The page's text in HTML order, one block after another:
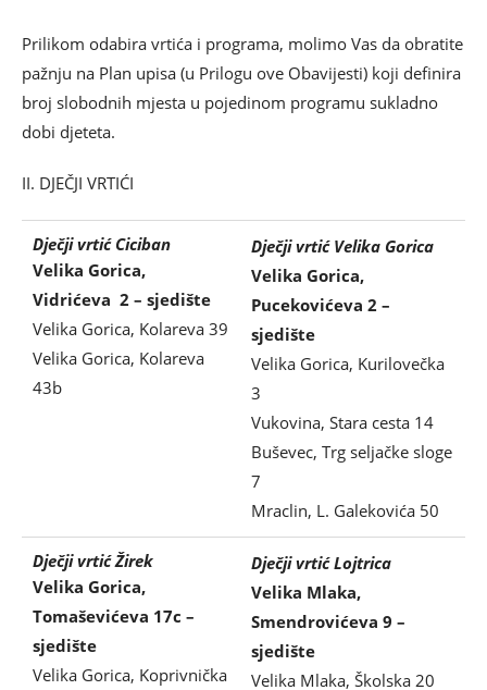
Prilikom odabira vrtića i programa, molimo Vas da obratite
pažnju na Plan upisa (u Prilogu ove Obavijesti) koji definira
broj slobodnih mjesta u pojedinom programu sukladno
dobi djeteta.
II. DJEČJI VRTIĆI
Dječji vrtić Ciciban
Velika Gorica,
Vidrićeva 2 – sjedište
Velika Gorica, Kolareva 39
Velika Gorica, Kolareva
43b
Dječji vrtić Velika Gorica
Velika Gorica,
Pucekovićeva 2 –
sjedište
Velika Gorica, Kurilovečka
3
Vukovina, Stara cesta 14
Buševec, Trg seljačke sloge
7
Mraclin, L. Galekovića 50
Dječji vrtić Žirek
Velika Gorica,
Tomaševićeva 17c –
sjedište
Velika Gorica, Koprivnička
Dječji vrtić Lojtrica
Velika Mlaka,
Smendrovićeva 9 –
sjedište
Velika Mlaka, Školska 20